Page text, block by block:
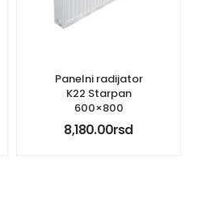
Panelni radijator
K22 Starpan
600×800
8,180.00rsd